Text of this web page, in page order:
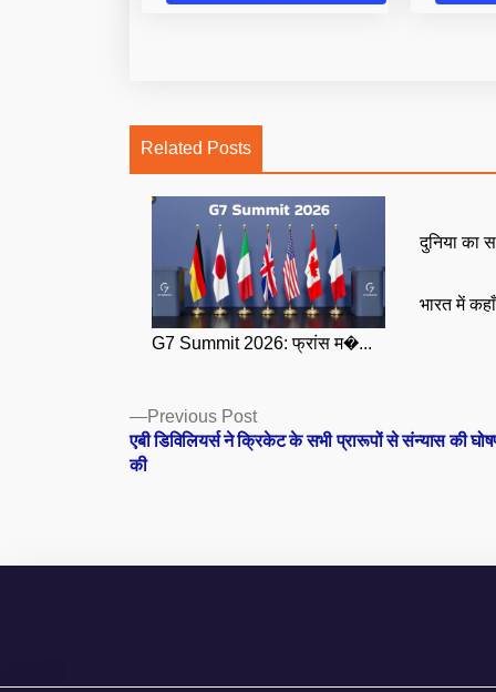
Related Posts
G7 Summit 2026: फ्रांस म�...
दुनिया का
भारत में
Posts
navigation
Previous PostPrevious
post:
एबी डिविलियर्स ने क्रिकेट के सभी प्रारूपों से संन्यास की
की